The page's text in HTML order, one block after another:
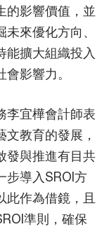
的影響價值，並
來優化方向、
能擴大組織投入
影響力。
李宜樺會計師表
教育的發展，
發與推進有目共
步導入SROI方
此作為借鏡，且
準則，確保